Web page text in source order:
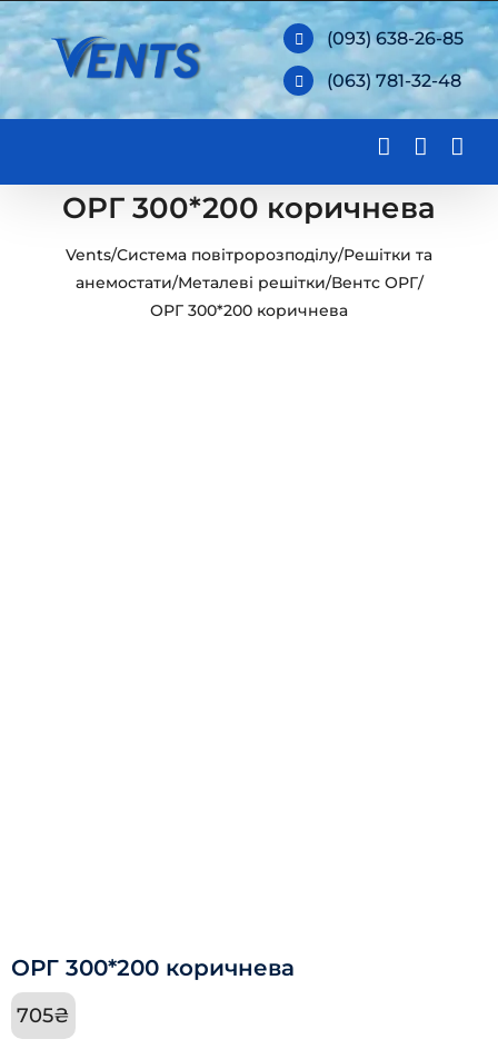
Skip
to
content
(093) 638-26-85
(063) 781-32-48
ОРГ 300*200 коричнева
Vents/Система повітророзподілу/Решітки та
анемостати/Металеві решітки/Вентс ОРГ/
ОРГ 300*200 коричнева
ОРГ 300*200 коричнева
705₴